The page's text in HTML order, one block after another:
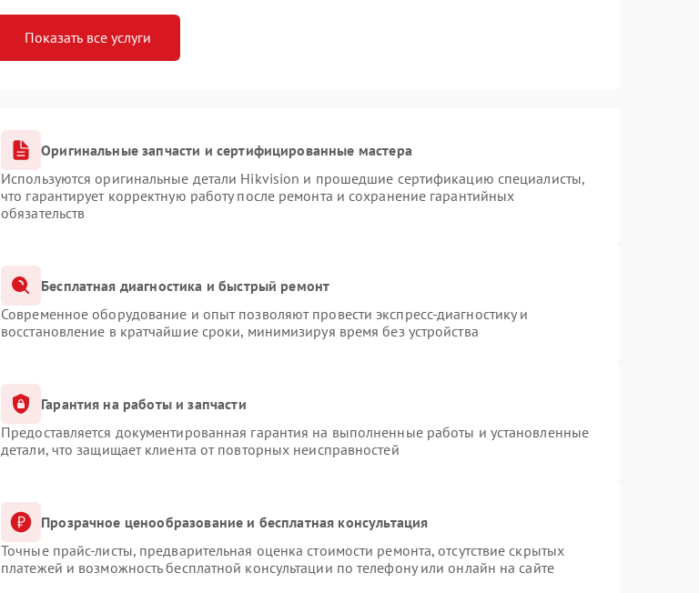
Показать все услуги
Оригинальные запчасти и сертифицированные мастера
Используются оригинальные детали Hikvision и прошедшие сертификацию специалисты,
что гарантирует корректную работу после ремонта и сохранение гарантийных
обязательств
Бесплатная диагностика и быстрый ремонт
Современное оборудование и опыт позволяют провести экспресс-диагностику и
восстановление в кратчайшие сроки, минимизируя время без устройства
Гарантия на работы и запчасти
Предоставляется документированная гарантия на выполненные работы и установленные
детали, что защищает клиента от повторных неисправностей
Прозрачное ценообразование и бесплатная консультация
Точные прайс-листы, предварительная оценка стоимости ремонта, отсутствие скрытых
платежей и возможность бесплатной консультации по телефону или онлайн на сайте